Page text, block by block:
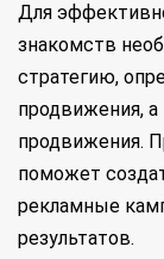
Для
знакомств
стратегию,
продвижения,
продвижения.
поможет
рекламные
результатов.